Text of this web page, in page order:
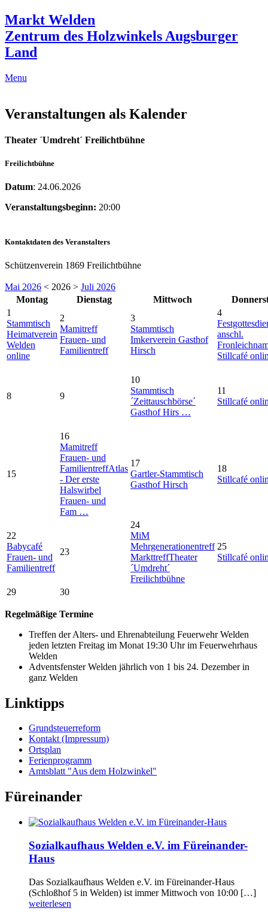
Markt Welden
Zentrum des Holzwinkels Augsburger
Land
Menu
Veranstaltungen als Kalender
Theater ´Umdreht´ Freilichtbühne
Freilichtbühne
Datum: 24.06.2026
Veranstaltungsbeginn: 20:00
Kontaktdaten des Veranstalters
Schützenverein 1869 Freilichtbühne
Mai 2026 < 2026 > Juli 2026
Montag
Dienstag Mittwoch
1
Stammtisch
Heimatverein
Welden
online
2
Mamitreff
Frauen- und
Familientreff
3
Stammtisch
Imkerverein Gasthof
Hirsch
4
anschl.
Stillcafé
8 9
10
Stammtisch
´Zeittauschbörse´
Gasthof Hirs …
11
Stillcafé
15
16
Mamitreff
Frauen- und
FamilientreffAtlas
- Der erste
Halswirbel
Frauen- und
Fam …
17
Gartler-Stammtisch
Gasthof Hirsch
18
Stillcafé
22
Babycafé
Frauen- und
Familientreff
23
24
MiM
Mehrgenerationentreff
MarkttreffTheater
´Umdreht´
Freilichtbühne
25
Stillcafé
29 30
Regelmäßige Termine
Treffen der Alters- und Ehrenabteilung Feuerwehr Welden
jeden letzten Freitag im Monat 19:30 Uhr im Feuerwehrhaus
Welden
Adventsfenster Welden jährlich von 1 bis 24. Dezember in
ganz Welden
Linktipps
Grundsteuerreform
Kontakt (Impressum)
Ortsplan
Ferienprogramm
Amtsblatt "Aus dem Holzwinkel"
Füreinander
Sozialkaufhaus Welden e.V. im Füreinander-
Haus
Das Sozialkaufhaus Welden e.V. im Füreinander-Haus
(Schloßhof 5 in Welden) ist immer Mittwoch von 10:00 […]
weiterlesen